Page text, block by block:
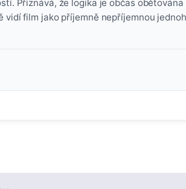
Přiznává, že logika je občas obětována
film jako příjemně nepříjemnou